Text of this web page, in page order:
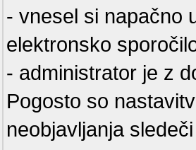
- vnesel si napačno
elektronsko
- administrator je z
Pogosto so
neobjavljanja